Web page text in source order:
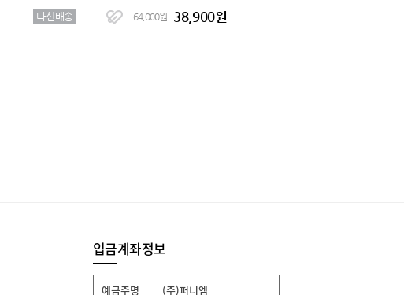
다신배송 64,000원 38,900원
입금계좌정보
예금주명 (주)퍼니엠